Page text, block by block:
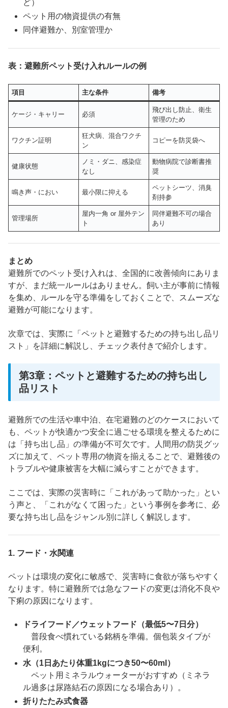
ど）
ペット用の物資提供の有無
同伴避難か、別室管理か
表：避難所ペット受け入れルールの例
項目 主な条件 備考
ケージ・キャリー 必須
飛び出し防止、衛生
管理のため
ワクチン証明
狂犬病、混合ワクチ
ン
コピーを防災袋へ
健康状態
ノミ・ダニ、感染症
なし
動物病院で診断書推
奨
鳴き声・におい 最小限に抑える
ペットシーツ、消臭
剤持参
管理場所
屋内一角 or 屋外テン
ト
同伴避難不可の場合
あり
まとめ
避難所でのペット受け入れは、全国的に改善傾向にありま
すが、まだ統一ルールはありません。飼い主が事前に情報
を集め、ルールを守る準備をしておくことで、スムーズな
避難が可能になります。
次章では、実際に「ペットと避難するための持ち出し品リ
スト」を詳細に解説し、チェック表付きで紹介します。
第3章：ペットと避難するための持ち出し
品リスト
避難所での生活や車中泊、在宅避難のどのケースにおいて
も、ペットが快適かつ安全に過ごせる環境を整えるために
は「持ち出し品」の準備が不可欠です。人間用の防災グッ
ズに加えて、ペット専用の物資を揃えることで、避難後の
トラブルや健康被害を大幅に減らすことができます。
ここでは、実際の災害時に「これがあって助かった」とい
う声と、「これがなくて困った」という事例を参考に、必
要な持ち出し品をジャンル別に詳しく解説します。
1. フード・水関連
ペットは環境の変化に敏感で、災害時に食欲が落ちやすく
なります。特に避難所では急なフードの変更は消化不良や
下痢の原因になります。
ドライフード／ウェットフード（最低5〜7日分）
普段食べ慣れている銘柄を準備。個包装タイプが
便利。
水（1日あたり体重1kgにつき50〜60ml）
ペット用ミネラルウォーターがおすすめ（ミネラ
ル過多は尿路結石の原因になる場合あり）。
折りたたみ式食器